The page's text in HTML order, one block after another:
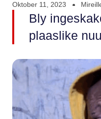
Oktober 11, 2023
Bly
plaaslike